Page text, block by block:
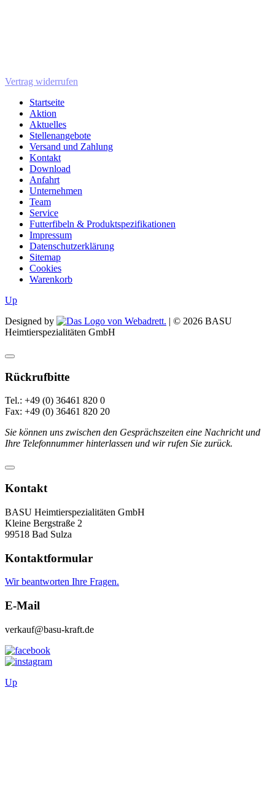
Vertrag widerrufen
Startseite
Aktion
Aktuelles
Stellenangebote
Versand und Zahlung
Kontakt
Download
Anfahrt
Unternehmen
Team
Service
Futterfibeln & Produktspezifikationen
Impressum
Datenschutzerklärung
Sitemap
Cookies
Warenkorb
Up
Designed by
| © 2026 BASU
Heimtierspezialitäten GmbH
Rückrufbitte
Tel.: +49 (0) 36461 820 0
Fax: +49 (0) 36461 820 20
Sie können uns zwischen den Gesprächszeiten eine Nachricht und
Ihre Telefonnummer hinterlassen und wir rufen Sie zurück.
Kontakt
BASU Heimtierspezialitäten GmbH
Kleine Bergstraße 2
99518 Bad Sulza
Kontaktformular
Wir beantworten Ihre Fragen.
E-Mail
verkauf@basu-kraft.de
Up